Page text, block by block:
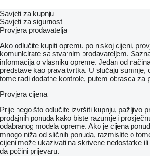
Savjeti za kupnju
Savjeti za sigurnost
Provjera prodavatelja
Ako odlučite kupiti opremu po niskoj cijeni,
komunicirate sa stvarnim prodavateljem.
informacija o vlasniku opreme. Jedan od
predstave kao prava tvrtka. U slučaju sumnje,
tome radi dodatne kontrole, putem obrasca za
Provjera cijena
Prije nego što odlučite izvršiti kupnju, pažljivo
prodajnih ponuda kako biste razumjeli
odabranog modela opreme. Ako je cijena
mnogo niža od sličnih ponuda, razmislite o
cijeni može ukazivati ​​na skrivene nedostatke
da počini prijevaru.